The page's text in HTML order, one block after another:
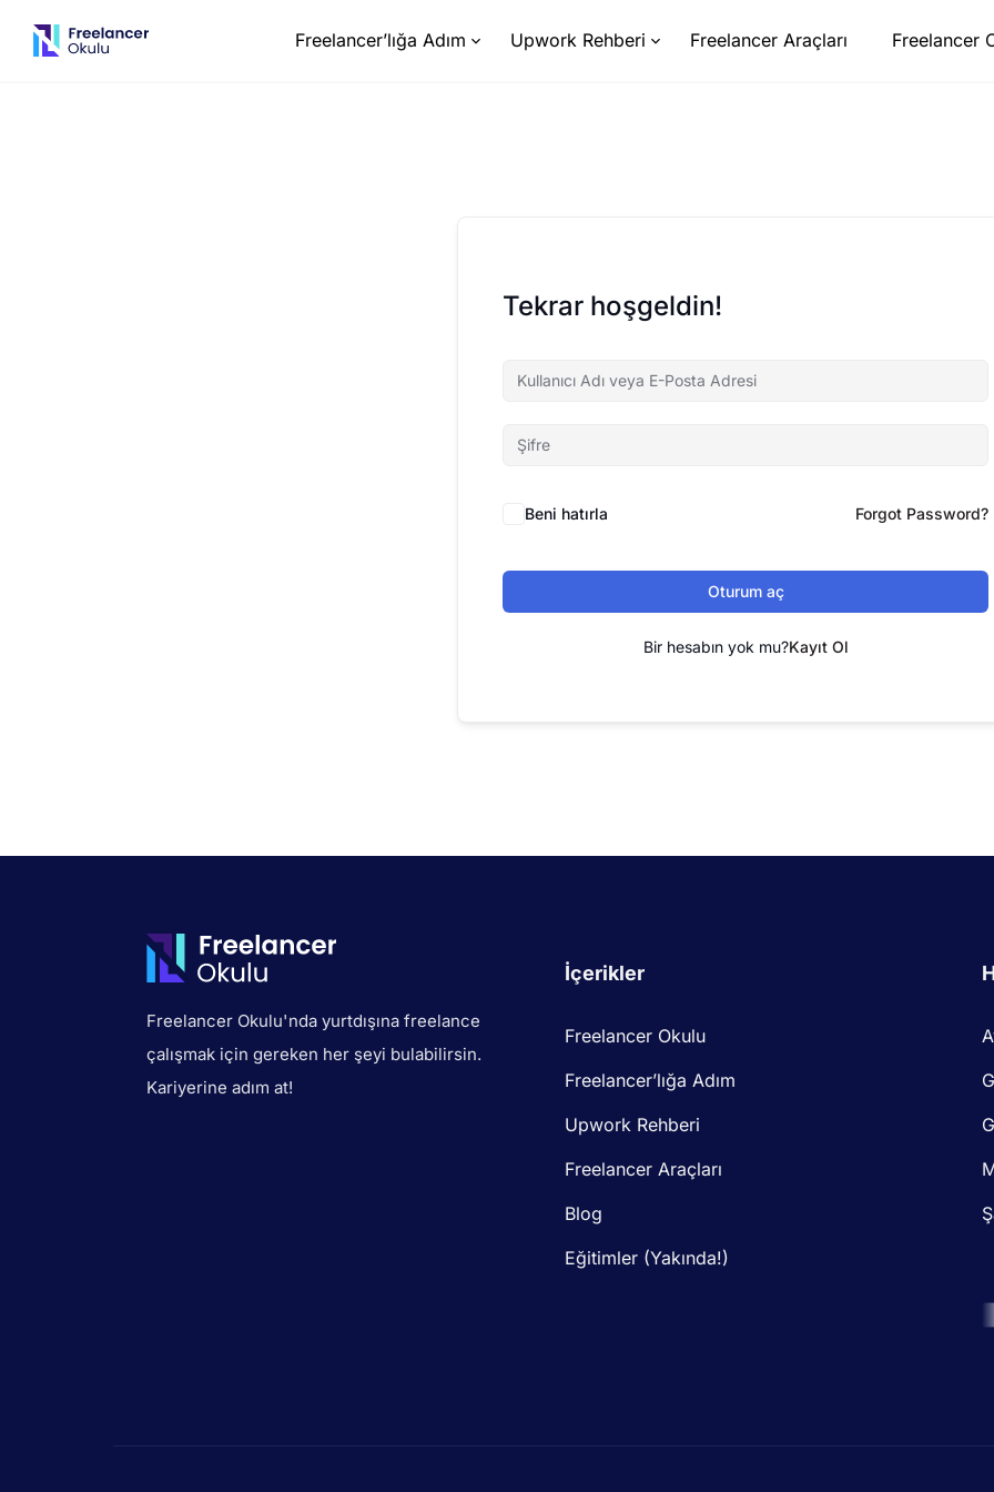
Freelancer’lığa Adım Upwork Rehberi Freelancer Araçları Freelancer
Tekrar hoşgeldin!
Beni hatırla Forgot Password?
Oturum aç
Bir hesabın yok mu?Kayıt Ol
Freelancer Okulu'nda yurtdışına freelance
çalışmak için gereken her şeyi bulabilirsin.
Kariyerine adım at!
İçerikler
Freelancer Okulu
Freelancer’lığa Adım
Upwork Rehberi
Freelancer Araçları
Blog
Eğitimler (Yakında!)